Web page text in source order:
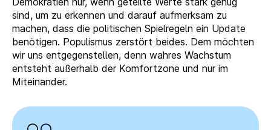
sind, um zu erkennen und darauf aufmerksam zu
machen, dass die politischen Spielregeln ein Update
benötigen. Populismus zerstört beides. Dem möchten
wir uns entgegenstellen, denn wahres Wachstum
entsteht außerhalb der Komfortzone und nur im
Miteinander.